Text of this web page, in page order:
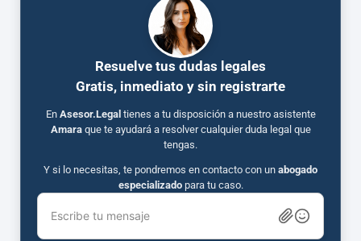
Resuelve tus dudas legales
Gratis, inmediato y sin registrarte
En Asesor.Legal tienes a tu disposición a nuestro asistente
Amaraque te ayudará a resolver cualquier duda legal que
tengas.
Y si lo necesitas, te pondremos en contacto con un abogado
especializadopara tu caso.
Escribe tu mensaje